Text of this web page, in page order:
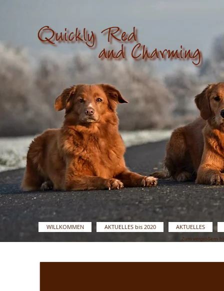
Zum vergrößern
WILLKOMMEN AKTUELLES bis 2020 AKTUELLES